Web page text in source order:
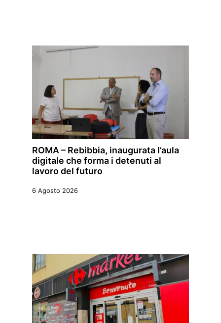
ROMA – Rebibbia, inaugurata l’aula
digitale che forma i detenuti al
lavoro del futuro
6 Agosto 2026